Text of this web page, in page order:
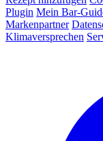
Plugin Mein Bar-
Markenpartner
Klimaversprechen